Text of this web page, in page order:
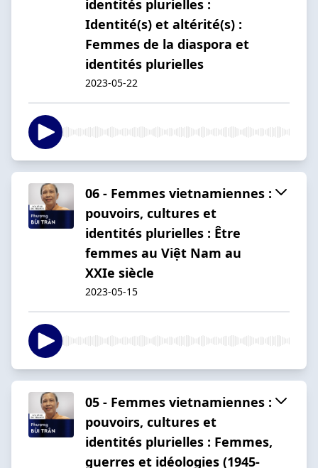
identités plurielles :
Identité(s) et altérité(s) :
Femmes de la diaspora et
identités plurielles
2023-05-22
06 - Femmes vietnamiennes :
pouvoirs, cultures et
identités plurielles : Être
femmes au Việt Nam au
XXIe siècle
2023-05-15
05 - Femmes vietnamiennes :
pouvoirs, cultures et
identités plurielles : Femmes,
guerres et idéologies (1945-